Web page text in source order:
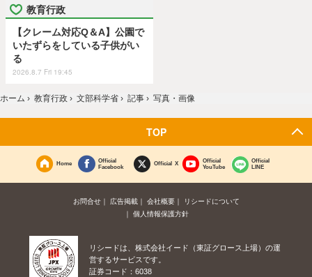
教育行政
【クレーム対応Q＆A】公園で
いたずらをしている子供がい
る
2026.8.7 Fri 19:45
ホーム › 教育行政 › 文部科学省 › 記事 › 写真・画像
TOP
Home
Official
Facebook
Official X
Official
YouTube
Official
LINE
お問合せ 広告掲載 会社概要
リシードについて
個人情報保護方針
リシードは、株式会社イード（東証グロース上場）の運
営するサービスです。
証券コード：6038